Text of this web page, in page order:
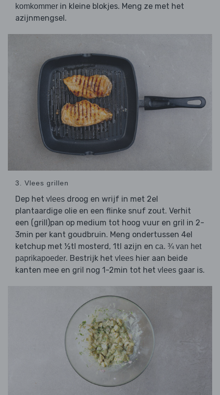
komkommer in kleine blokjes. Meng ze met het
azijnmengsel.
3. Vlees grillen
Dep het vlees droog en wrijf in met 2el
plantaardige olie en een flinke snuf zout. Verhit
een (grill)pan op medium tot hoog vuur en gril in 2-
3min per kant goudbruin. Meng ondertussen 4el
ketchup met ½tl mosterd, 1tl azijn en ca. ¾ van het
paprikapoeder. Bestrijk het vlees hier aan beide
kanten mee en gril nog 1-2min tot het vlees gaar is.